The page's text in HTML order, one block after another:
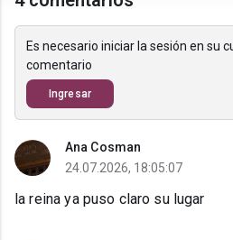
Es necesario iniciar la sesión en su
comentario
Ingresar
Ana Cosman
24.07.2026, 18:05:07
la reina ya puso claro su lugar